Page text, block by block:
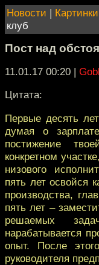
Новости | Картинки
клуб
Пост над
11.01.17 00:20 |
Цитата:
Первые десять
думая о
постижение
конкретном
низового
пять лет освойся
производства,
пять лет –
решаемых
нарабатывается
опыт. После
руководителя